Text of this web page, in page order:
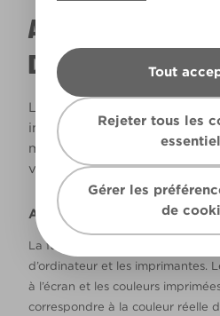
Tout
Rejeter tous les
Gérer les
de
A QUOI RESSEMBLERA
DANS VOTRE MAISON ?
La lumière naturelle et
important sur le rendu des
maison. Utilisez cet outil
votre couleur en fonction
Avertissement
La façon dont les couleurs
d’ordinateur et les imprimantes.
à l’écran et les couleurs
correspondre à la couleur réelle